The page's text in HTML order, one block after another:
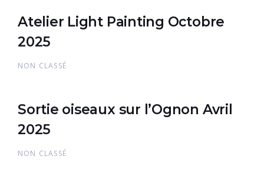
Atelier Light Painting Octobre
2025
NON CLASSÉ
Sortie oiseaux sur l’Ognon Avril
2025
NON CLASSÉ